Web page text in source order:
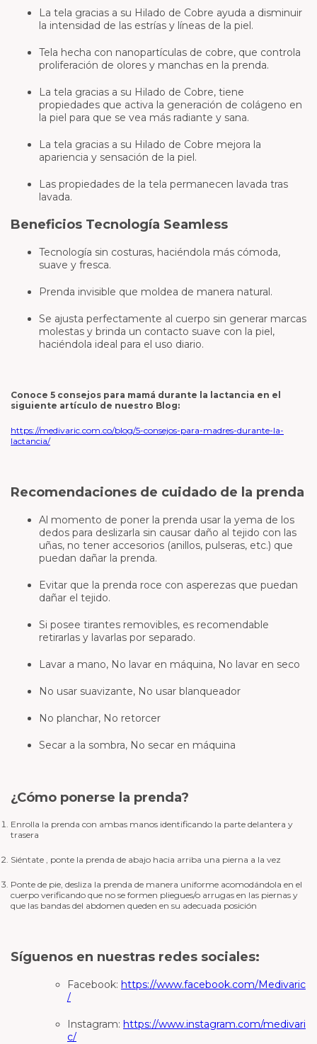
La tela gracias a su Hilado de Cobre ayuda a disminuir
la intensidad de las estrías y líneas de la piel.
Tela hecha con nanopartículas de cobre, que controla
proliferación de olores y manchas en la prenda.
La tela gracias a su Hilado de Cobre, tiene
propiedades que activa la generación de colágeno en
la piel para que se vea más radiante y sana.
La tela gracias a su Hilado de Cobre mejora la
apariencia y sensación de la piel.
Las propiedades de la tela permanecen lavada tras
lavada.
Beneficios Tecnología Seamless
Tecnología sin costuras, haciéndola más cómoda,
suave y fresca.
Prenda invisible que moldea de manera natural.
Se ajusta perfectamente al cuerpo sin generar marcas
molestas y brinda un contacto suave con la piel,
haciéndola ideal para el uso diario.
Conoce 5 consejos para mamá durante la lactancia en el
siguiente artículo de nuestro Blog:
https://medivaric.com.co/blog/5-consejos-para-madres-durante-la-
lactancia/
Recomendaciones de cuidado de la prenda
Al momento de poner la prenda usar la yema de los
dedos para deslizarla sin causar daño al tejido con las
uñas, no tener accesorios (anillos, pulseras, etc.) que
puedan dañar la prenda.
Evitar que la prenda roce con asperezas que puedan
dañar el tejido.
Si posee tirantes removibles, es recomendable
retirarlas y lavarlas por separado.
Lavar a mano, No lavar en máquina, No lavar en seco
No usar suavizante, No usar blanqueador
No planchar, No retorcer
Secar a la sombra, No secar en máquina
¿Cómo ponerse la prenda?
Enrolla la prenda con ambas manos identificando la parte delantera y
trasera
Siéntate , ponte la prenda de abajo hacia arriba una pierna a la vez
Ponte de pie, desliza la prenda de manera uniforme acomodándola en el
cuerpo verificando que no se formen pliegues/o arrugas en las piernas y
que las bandas del abdomen queden en su adecuada posición
Síguenos en nuestras redes sociales:
Facebook: https://www.facebook.com/Medivaric
/
Instagram: https://www.instagram.com/medivari
c/